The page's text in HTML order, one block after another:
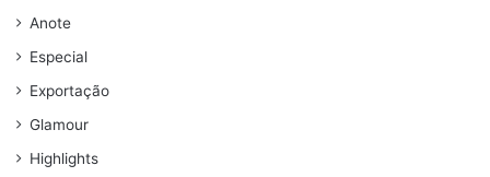
Anote
Especial
Exportação
Glamour
Highlights